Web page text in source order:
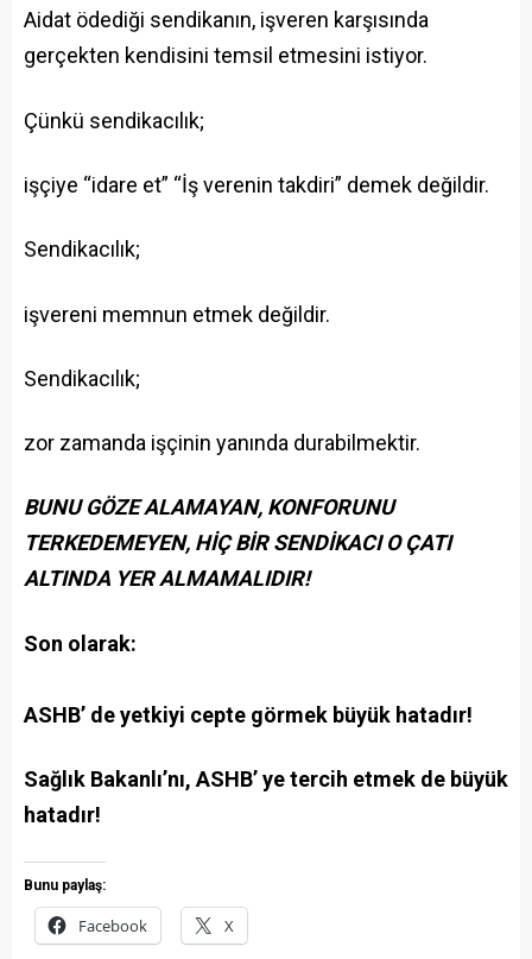
Aidat ödediği sendikanın, işveren karşısında
gerçekten kendisini temsil etmesini istiyor.
Çünkü sendikacılık;
işçiye “idare et” “İş verenin takdiri” demek değildir.
Sendikacılık;
işvereni memnun etmek değildir.
Sendikacılık;
zor zamanda işçinin yanında durabilmektir.
BUNU GÖZE ALAMAYAN, KONFORUNU
TERKEDEMEYEN, HİÇ BİR SENDİKACI O ÇATI
ALTINDA YER ALMAMALIDIR!
Son olarak:
ASHB’ de yetkiyi cepte görmek büyük hatadır!
Sağlık Bakanlı’nı, ASHB’ ye tercih etmek de büyük
hatadır!
Bunu paylaş:
Facebook X